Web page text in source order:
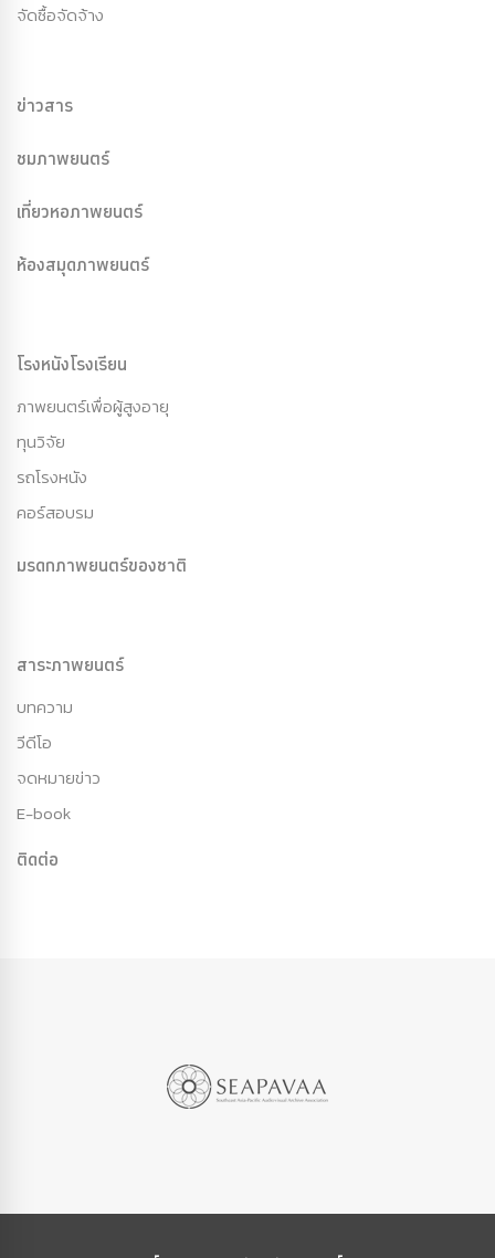
จัดซื้อจัดจ้าง
ข่าวสาร
ชมภาพยนตร์
เที่ยวหอภาพยนตร์
ห้องสมุดภาพยนตร์
โรงหนังโรงเรียน
ภาพยนตร์เพื่อผู้สูงอายุ
ทุนวิจัย
รถโรงหนัง
คอร์สอบรม
มรดกภาพยนตร์ของชาติ
สาระภาพยนตร์
บทความ
วีดีโอ
จดหมายข่าว
E-book
ติดต่อ